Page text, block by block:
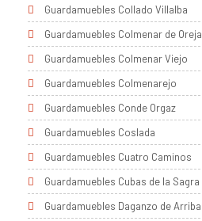
Guardamuebles Collado Villalba
Guardamuebles Colmenar de Oreja
Guardamuebles Colmenar Viejo
Guardamuebles Colmenarejo
Guardamuebles Conde Orgaz
Guardamuebles Coslada
Guardamuebles Cuatro Caminos
Guardamuebles Cubas de la Sagra
Guardamuebles Daganzo de Arriba